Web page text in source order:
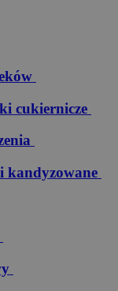
cukiernicze
kandyzowane